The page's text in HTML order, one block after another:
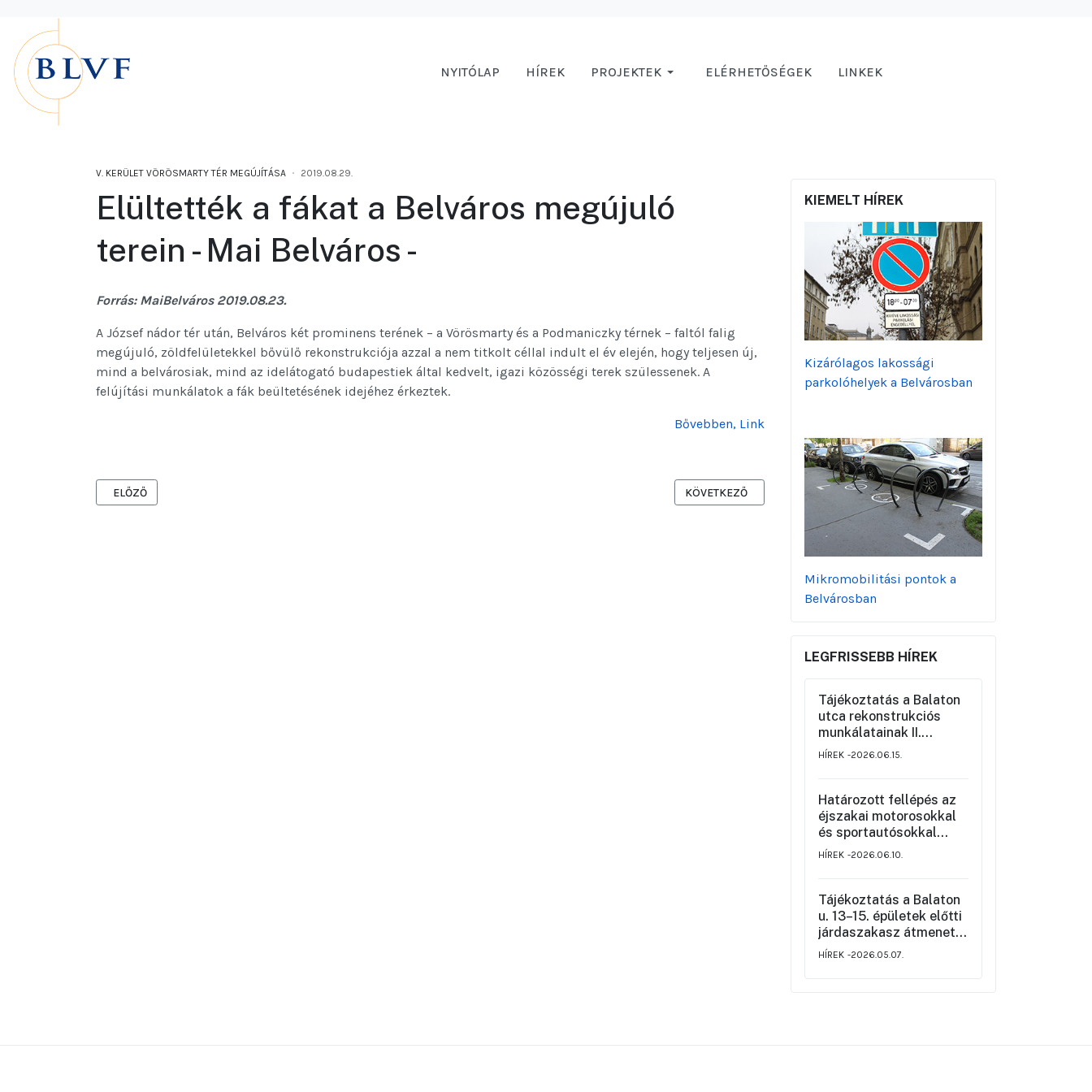
NYITÓLAP HÍREK PROJEKTEK ELÉRHETŐSÉGEK LINKEK
V. KERÜLET VÖRÖSMARTY TÉR MEGÚJÍTÁSA 2019.08.29.
Elültették a fákat a Belváros megújuló
terein - Mai Belváros -
Forrás: MaiBelváros 2019.08.23.
A József nádor tér után, Belváros két prominens terének – a Vörösmarty és a Podmaniczky térnek – faltól falig
megújuló, zöldfelületekkel bővülő rekonstrukciója azzal a nem titkolt céllal indult el év elején, hogy teljesen új,
mind a belvárosiak, mind az idelátogató budapestiek által kedvelt, igazi közösségi terek szülessenek. A
felújítási munkálatok a fák beültetésének idejéhez érkeztek.
Bővebben, Link
ELŐZŐ CIKK: VISSZAKAPTÁK A GYALOGOSOK A VÖRÖSMARTY TERET - 24.HU -
ELŐZŐ KÖVETKEZŐ CIKK: AZ A JÓ, HA EGYFELÉ HÚZUNK - DEMOKRATA.HU -
KÖVETKEZŐ
KIEMELT HÍREK
Kizárólagos lakossági
parkolóhelyek a Belvárosban
Mikromobilitási pontok a
Belvárosban
LEGFRISSEBB HÍREK
Tájékoztatás a Balaton
utca rekonstrukciós
munkálatainak II.
üteméről a Szemere
valamint a környék
ideiglenes forgalmi
rendjéről
HÍREK 2026.06.15.
Határozott fellépés az
éjszakai motorosokkal
és sportautósokkal
szemben
HÍREK 2026.06.10.
Tájékoztatás a Balaton
u. 13–15. épületek előtti
járdaszakasz átmeneti
korlátozásáról
HÍREK 2026.05.07.